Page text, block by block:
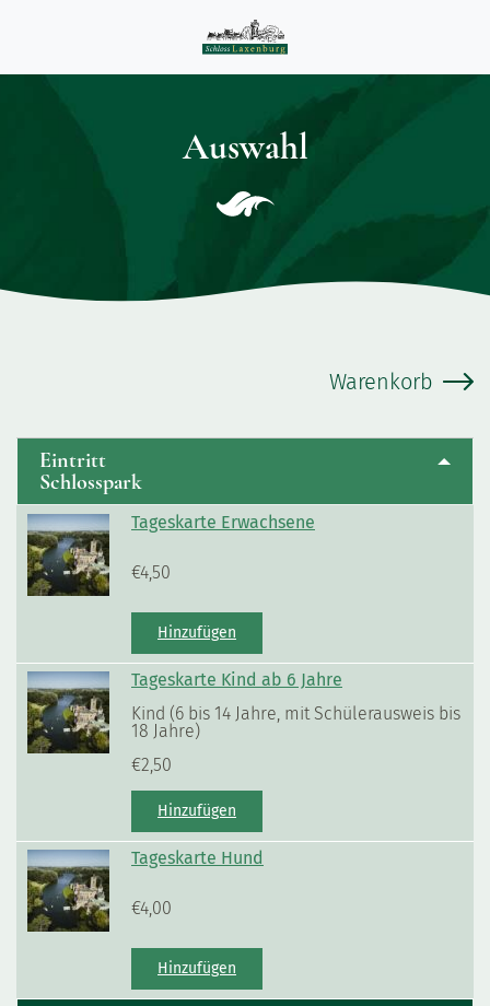
Auswahl
Warenkorb
Eintritt
Schlosspark
Tageskarte Erwachsene
€4,50
Hinzufügen
Tageskarte Kind ab 6 Jahre
Kind (6 bis 14 Jahre, mit Schülerausweis bis
18 Jahre)
€2,50
Hinzufügen
Tageskarte Hund
€4,00
Hinzufügen